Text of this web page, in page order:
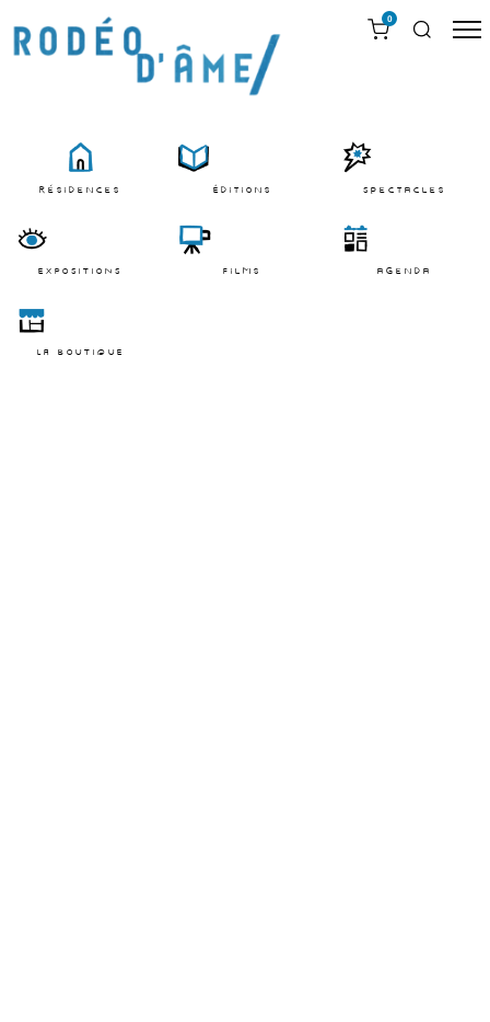
0
résidences Éditions Spectacles
EXPOSITIONS films agenda
LA BOUTIQUE